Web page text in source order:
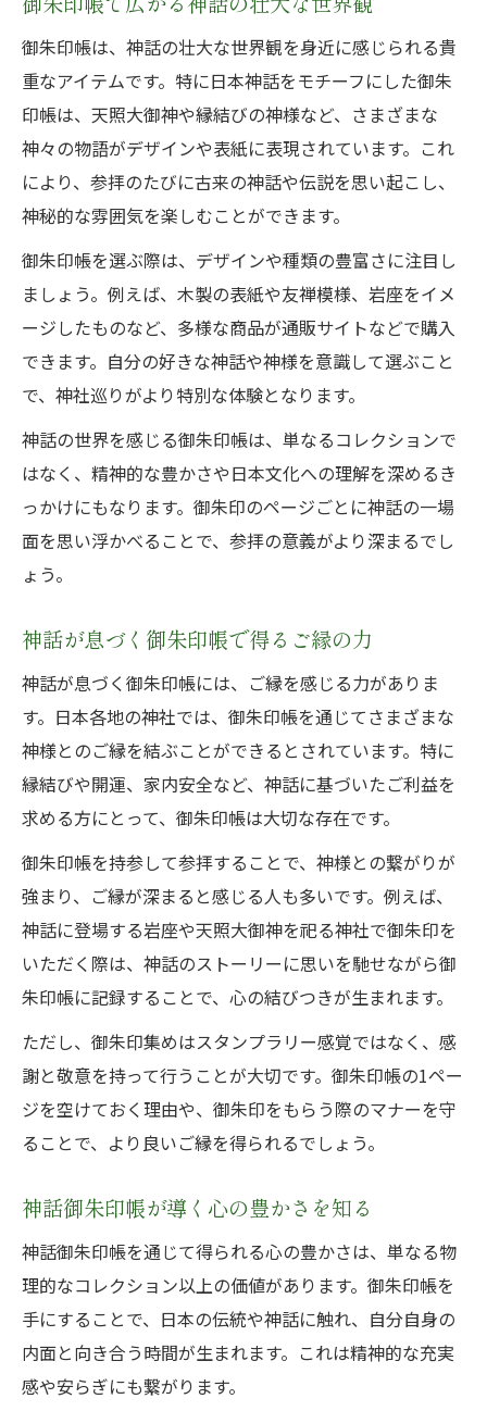
御朱印帳は、神話の壮大な世界観を身近に感じられる貴
重なアイテムです。特に日本神話をモチーフにした御朱
印帳は、天照大御神や縁結びの神様など、さまざまな
神々の物語がデザインや表紙に表現されています。これ
により、参拝のたびに古来の神話や伝説を思い起こし、
神秘的な雰囲気を楽しむことができます。
御朱印帳を選ぶ際は、デザインや種類の豊富さに注目し
ましょう。例えば、木製の表紙や友禅模様、岩座をイメ
ージしたものなど、多様な商品が通販サイトなどで購入
できます。自分の好きな神話や神様を意識して選ぶこと
で、神社巡りがより特別な体験となります。
神話の世界を感じる御朱印帳は、単なるコレクションで
はなく、精神的な豊かさや日本文化への理解を深めるき
っかけにもなります。御朱印のページごとに神話の一場
面を思い浮かべることで、参拝の意義がより深まるでし
ょう。
神話が息づく御朱印帳で得るご縁の力
神話が息づく御朱印帳には、ご縁を感じる力がありま
す。日本各地の神社では、御朱印帳を通じてさまざまな
神様とのご縁を結ぶことができるとされています。特に
縁結びや開運、家内安全など、神話に基づいたご利益を
求める方にとって、御朱印帳は大切な存在です。
御朱印帳を持参して参拝することで、神様との繋がりが
強まり、ご縁が深まると感じる人も多いです。例えば、
神話に登場する岩座や天照大御神を祀る神社で御朱印を
いただく際は、神話のストーリーに思いを馳せながら御
朱印帳に記録することで、心の結びつきが生まれます。
ただし、御朱印集めはスタンプラリー感覚ではなく、感
謝と敬意を持って行うことが大切です。御朱印帳の1ペー
ジを空けておく理由や、御朱印をもらう際のマナーを守
ることで、より良いご縁を得られるでしょう。
神話御朱印帳が導く心の豊かさを知る
神話御朱印帳を通じて得られる心の豊かさは、単なる物
理的なコレクション以上の価値があります。御朱印帳を
手にすることで、日本の伝統や神話に触れ、自分自身の
内面と向き合う時間が生まれます。これは精神的な充実
感や安らぎにも繋がります。